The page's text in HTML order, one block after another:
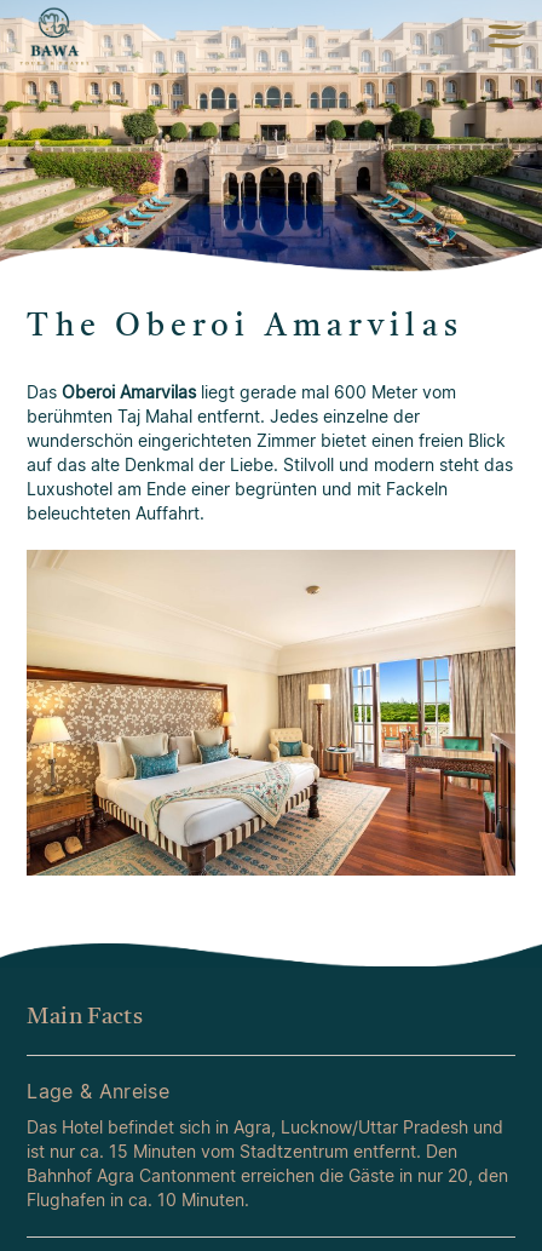
The Oberoi Amarvilas
DasOberoi Amarvilasliegt gerade mal 600 Meter vom
berühmten Taj Mahal entfernt. Jedes einzelne der
wunderschön eingerichteten Zimmer bietet einen freien Blick
auf das alte Denkmal der Liebe. Stilvoll und modern steht das
Luxushotel am Ende einer begrünten und mit Fackeln
beleuchteten Auffahrt.
Main Facts
Lage & Anreise
Das Hotel befindet sich in Agra, Lucknow/Uttar Pradesh und
ist nur ca. 15 Minuten vom Stadtzentrum entfernt. Den
Bahnhof Agra Cantonment erreichen die Gäste in nur 20, den
Flughafen in ca. 10 Minuten.